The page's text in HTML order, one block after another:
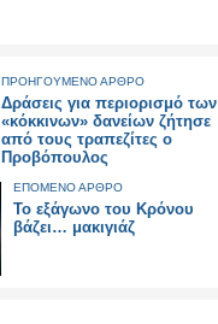
ΠΡΟΗΓΟΥΜΕΝΟ ΑΡΘΡΟ
Δράσεις για περιορισμό των
«κόκκινων» δανείων ζήτησε
από τους τραπεζίτες ο
Προβόπουλος
ΕΠΟΜΕΝΟ ΑΡΘΡΟ
Το εξάγωνο του Κρόνου
βάζει… μακιγιάζ